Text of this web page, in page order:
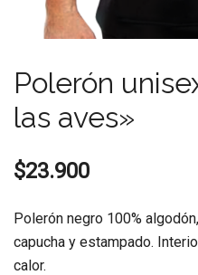
Polerón
las aves»
$23.900
Polerón negro 100%
capucha y estampado.
calor.